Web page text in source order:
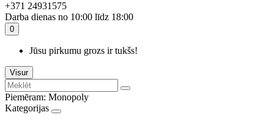
+371 24931575
Darba dienas no 10:00 līdz 18:00
0
Jūsu pirkumu grozs ir tukšs!
Visur
Piemēram: Monopoly
Kategorijas